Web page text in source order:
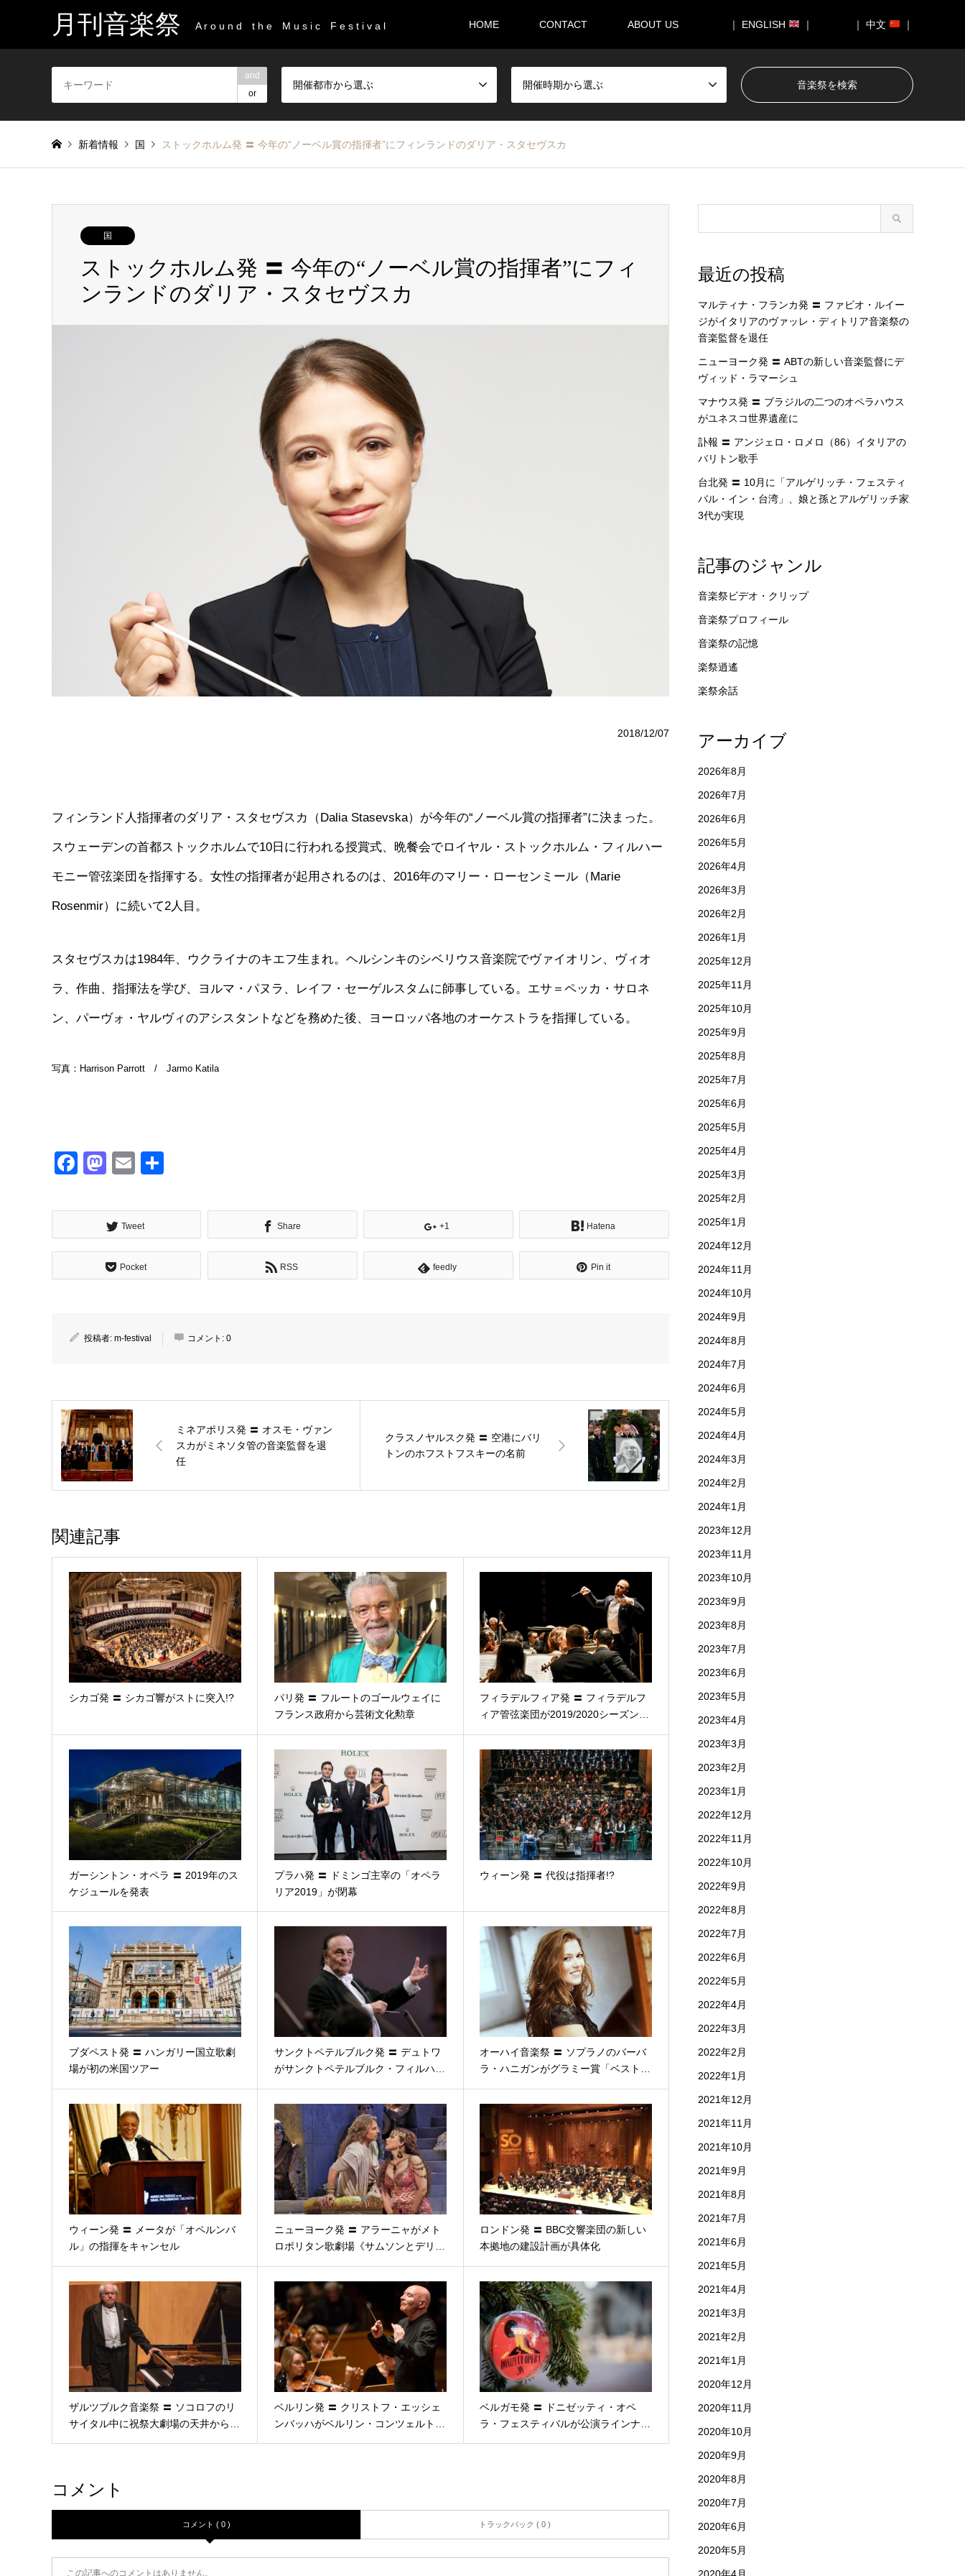
月刊音楽祭 A r o u n d t h e M u s i c F e s t i v a l HOME CONTACT ABOUT US ｜ ENGLISH ｜ ｜ 中文 ｜
and
or
開催都市から選ぶ 開催時期から選ぶ
新着情報 国 ストックホルム発 〓 今年の“ノーベル賞の指揮者”にフィンランドのダリア・スタセヴスカ
国
ストックホルム発 〓 今年の“ノーベル賞の指揮者”にフィ
ンランドのダリア・スタセヴスカ
2018/12/07
フィンランド人指揮者のダリア・スタセヴスカ（Dalia Stasevska）が今年の“ノーベル賞の指揮者”に決まった。
スウェーデンの首都ストックホルムで10日に行われる授賞式、晩餐会でロイヤル・ストックホルム・フィルハー
モニー管弦楽団を指揮する。女性の指揮者が起用されるのは、2016年のマリー・ローセンミール（Marie
Rosenmir）に続いて2人目。
スタセヴスカは1984年、ウクライナのキエフ生まれ。ヘルシンキのシベリウス音楽院でヴァイオリン、ヴィオ
ラ、作曲、指揮法を学び、ヨルマ・パヌラ、レイフ・セーゲルスタムに師事している。エサ＝ペッカ・サロネ
ン、パーヴォ・ヤルヴィのアシスタントなどを務めた後、ヨーロッパ各地のオーケストラを指揮している。
写真：Harrison Parrott / Jarmo Katila
Facebook
Mastodon
Email
Tweet Share +1 Hatena
Pocket RSS feedly Pin it
投稿者: m-festival コメント: 0
ミネアポリス発 〓 オスモ・ヴァン
スカがミネソタ管の音楽監督を退
任
クラスノヤルスク発 〓 空港にバリ
トンのホフストフスキーの名前
関連記事
シカゴ発 〓 シカゴ響がストに突入!?
パリ発 〓 フルートのゴールウェイに
フランス政府から芸術文化勲章
フィラデルフィア発 〓 フィラデルフ
ィア管弦楽団が2019/2020シーズン…
ガーシントン・オペラ 〓 2019年のス
ケジュールを発表
プラハ発 〓 ドミンゴ主宰の「オペラ
リア2019」が閉幕
ウィーン発 〓 代役は指揮者!?
ブダペスト発 〓 ハンガリー国立歌劇
場が初の米国ツアー
サンクトペテルブルク発 〓 デュトワ
がサンクトペテルブルク・フィルハ…
オーハイ音楽祭 〓 ソプラノのバーバ
ラ・ハニガンがグラミー賞「ベスト…
ウィーン発 〓 メータが「オペルンバ
ル」の指揮をキャンセル
ニューヨーク発 〓 アラーニャがメト
ロポリタン歌劇場《サムソンとデリ…
ロンドン発 〓 BBC交響楽団の新しい
本拠地の建設計画が具体化
ザルツブルク音楽祭 〓 ソコロフのリ
サイタル中に祝祭大劇場の天井から…
ベルリン発 〓 クリストフ・エッシェ
ンバッハがベルリン・コンツェルト…
ベルガモ発 〓 ドニゼッティ・オペ
ラ・フェスティバルが公演ラインナ…
コメント
コメント ( 0 ) トラックバック ( 0 )
この記事へのコメントはありません。
最近の投稿
マルティナ・フランカ発 〓 ファビオ・ルイー
ジがイタリアのヴァッレ・ディトリア音楽祭の
音楽監督を退任
ニューヨーク発 〓 ABTの新しい音楽監督にデ
ヴィッド・ラマーシュ
マナウス発 〓 ブラジルの二つのオペラハウス
がユネスコ世界遺産に
訃報 〓 アンジェロ・ロメロ（86）イタリアの
バリトン歌手
台北発 〓 10月に「アルゲリッチ・フェスティ
バル・イン・台湾」、娘と孫とアルゲリッチ家
3代が実現
記事のジャンル
音楽祭ビデオ・クリップ
音楽祭プロフィール
音楽祭の記憶
楽祭逍遙
楽祭余話
アーカイブ
2026年8月
2026年7月
2026年6月
2026年5月
2026年4月
2026年3月
2026年2月
2026年1月
2025年12月
2025年11月
2025年10月
2025年9月
2025年8月
2025年7月
2025年6月
2025年5月
2025年4月
2025年3月
2025年2月
2025年1月
2024年12月
2024年11月
2024年10月
2024年9月
2024年8月
2024年7月
2024年6月
2024年5月
2024年4月
2024年3月
2024年2月
2024年1月
2023年12月
2023年11月
2023年10月
2023年9月
2023年8月
2023年7月
2023年6月
2023年5月
2023年4月
2023年3月
2023年2月
2023年1月
2022年12月
2022年11月
2022年10月
2022年9月
2022年8月
2022年7月
2022年6月
2022年5月
2022年4月
2022年3月
2022年2月
2022年1月
2021年12月
2021年11月
2021年10月
2021年9月
2021年8月
2021年7月
2021年6月
2021年5月
2021年4月
2021年3月
2021年2月
2021年1月
2020年12月
2020年11月
2020年10月
2020年9月
2020年8月
2020年7月
2020年6月
2020年5月